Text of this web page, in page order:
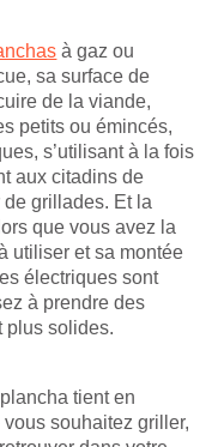
à gaz ou
sa surface de
de la viande,
petits ou émincés,
s’utilisant à la fois
aux citadins de
grillades. Et la
que vous avez la
utiliser et sa montée
électriques sont
à prendre des
plus solides.
tient en
souhaitez griller,